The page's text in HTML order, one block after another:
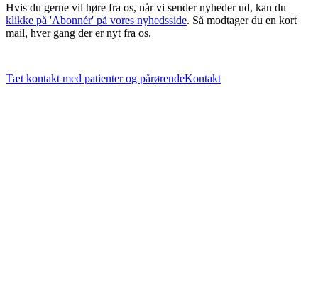
Hvis du gerne vil høre fra os, når vi sender nyheder ud, kan du
klikke på 'Abonnér' på vores nyhedsside. Så modtager du en kort
mail, hver gang der er nyt fra os.
Tæt kontakt med patienter og pårørendeKontakt